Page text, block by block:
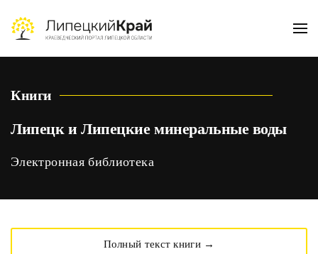
Skip to main content
Книги
Липецк и Липецкие минеральные воды
Электронная библиотека
Полный текст книги →